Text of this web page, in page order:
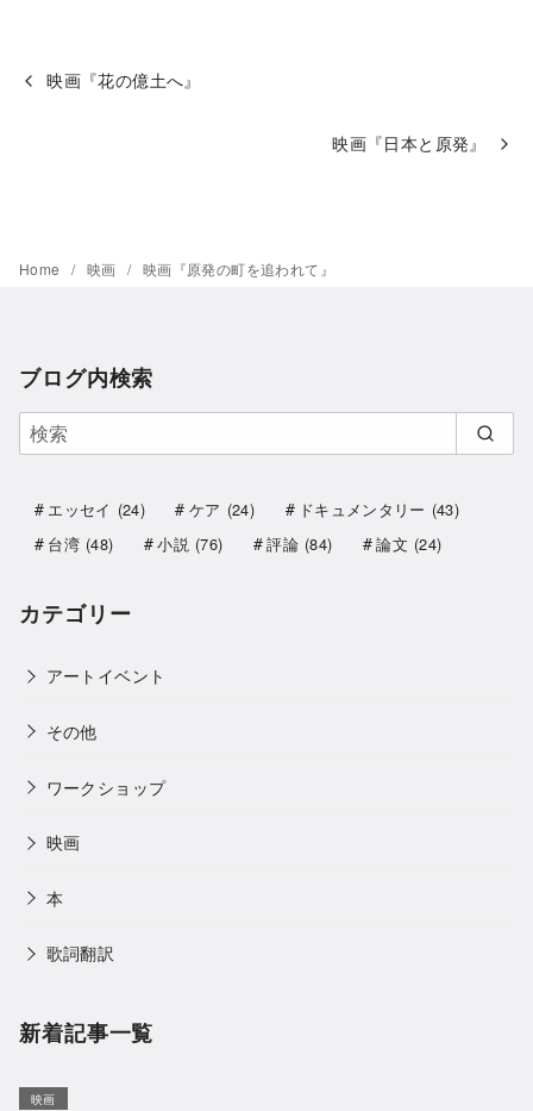
映画『花の億土へ』
映画『日本と原発』
Home 映画 映画『原発の町を追われて』
ブログ内検索
エッセイ (24) ケア (24) ドキュメンタリー (43)
台湾 (48) 小説 (76) 評論 (84) 論文 (24)
カテゴリー
アートイベント
その他
ワークショップ
映画
本
歌詞翻訳
新着記事一覧
映画